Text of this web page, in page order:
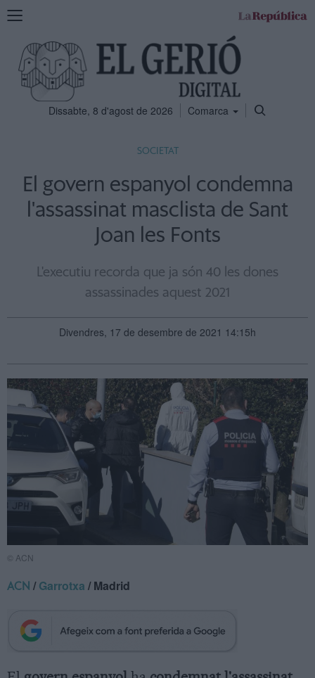
Mostra
navegació
Dissabte, 8 d'agost de 2026 Comarca
SOCIETAT
El govern espanyol condemna
l'assassinat masclista de Sant
Joan les Fonts
L'executiu recorda que ja són 40 les dones
assassinades aquest 2021
Divendres, 17 de desembre de 2021 14:15h
© ACN
ACN /Garrotxa / Madrid